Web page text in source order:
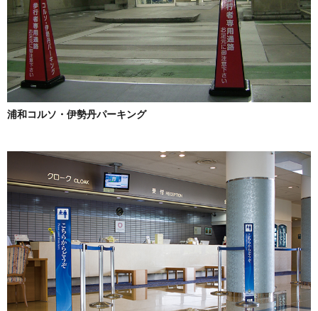
浦和コルソ・伊勢丹パーキング